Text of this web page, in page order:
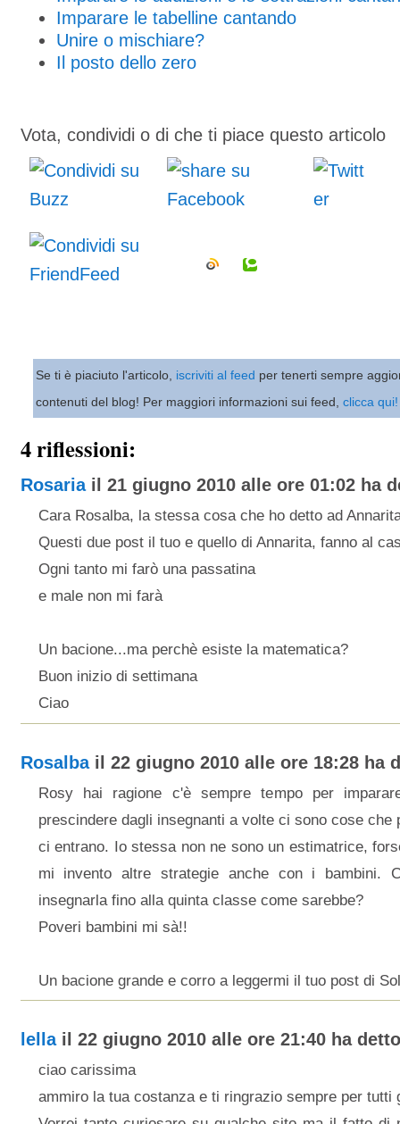
Imparare le tabelline cantando
Unire o mischiare?
Il posto dello zero
Vota, condividi o di che ti piace questo articolo
Se ti è piaciuto l'articolo, iscriviti al feed per tenerti sempre
contenuti del blog! Per maggiori informazioni sui feed, clicca qui!
4 riflessioni:
Rosariail 21 giugno 2010 alle ore 01:02 ha
Cara Rosalba, la stessa cosa che ho detto ad
Questi due post il tuo e quello di Annarita, fanno al
Ogni tanto mi farò una passatina
e male non mi farà
Un bacione...ma perchè esiste la matematica?
Buon inizio di settimana
Ciao
Rosalbail 22 giugno 2010 alle ore 18:28 ha
Rosy hai ragione c'è sempre tempo per
prescindere dagli insegnanti a volte ci sono cose che
ci entrano. Io stessa non ne sono un estimatrice,
mi invento altre strategie anche con i bambini.
insegnarla fino alla quinta classe come sarebbe?
Poveri bambini mi sà!!
Un bacione grande e corro a leggermi il tuo post di
lellail 22 giugno 2010 alle ore 21:40 ha
ciao carissima
ammiro la tua costanza e ti ringrazio sempre per tutti